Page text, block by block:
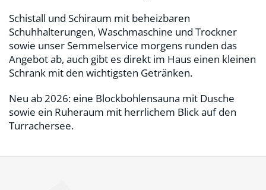
Schistall und Schiraum mit beheizbaren
Schuhhalterungen, Waschmaschine und Trockner
sowie unser Semmelservice morgens runden das
Angebot ab, auch gibt es direkt im Haus einen kleinen
Schrank mit den wichtigsten Getränken.
Neu ab 2026: eine Blockbohlensauna mit Dusche
sowie ein Ruheraum mit herrlichem Blick auf den
Turrachersee.